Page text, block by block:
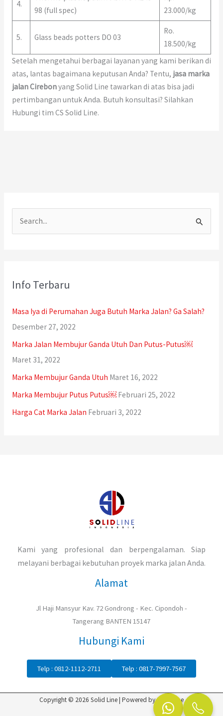
4.
98 (full spec)
23.000/kg
5. Glass beads potters DO 03
Ro.
18.500/kg
Setelah mengetahui berbagai layanan yang kami berikan di
atas, lantas bagaimana keputusan Anda? Tentu, jasa marka
jalan Cirebonyang Solid Line tawarkan di atas bisa jadi
pertimbangan untuk Anda. Butuh konsultasi? Silahkan
Hubungi tim CS Solid Line.
t
u
k
:
Info Terbaru
Masa Iya di Perumahan Juga Butuh Marka Jalan? Ga Salah?
Desember 27, 2022
Marka Jalan Membujur Ganda Utuh Dan Putus-Putus￼
Maret 31, 2022
Marka Membujur Ganda Utuh Maret 16, 2022
Marka Membujur Putus Putus￼ Februari 25, 2022
Harga Cat Marka Jalan Februari 3, 2022
Kami yang profesional dan berpengalaman. Siap
melayani berbagai kebutuhan proyek marka jalan Anda.
Alamat
Jl Haji Mansyur Kav. 72 Gondrong - Kec. Cipondoh -
Tangerang BANTEN 15147
Hubungi Kami
Telp : 0812-1112-2711 Telp : 0817-7997-7567
Copyright © 2026 Solid Line | Powered by Solid Line